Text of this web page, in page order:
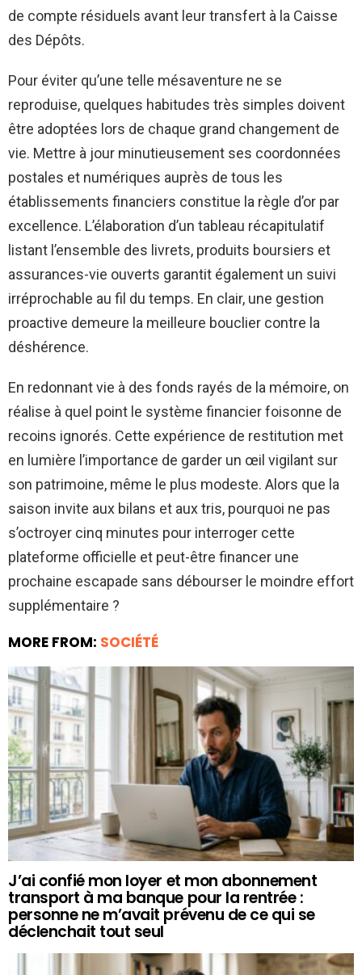
de compte résiduels avant leur transfert à la Caisse
des Dépôts.
Pour éviter qu’une telle mésaventure ne se
reproduise, quelques habitudes très simples doivent
être adoptées lors de chaque grand changement de
vie. Mettre à jour minutieusement ses coordonnées
postales et numériques auprès de tous les
établissements financiers constitue la règle d’or par
excellence. L’élaboration d’un tableau récapitulatif
listant l’ensemble des livrets, produits boursiers et
assurances-vie ouverts garantit également un suivi
irréprochable au fil du temps. En clair, une gestion
proactive demeure la meilleure bouclier contre la
déshérence.
En redonnant vie à des fonds rayés de la mémoire, on
réalise à quel point le système financier foisonne de
recoins ignorés. Cette expérience de restitution met
en lumière l’importance de garder un œil vigilant sur
son patrimoine, même le plus modeste. Alors que la
saison invite aux bilans et aux tris, pourquoi ne pas
s’octroyer cinq minutes pour interroger cette
plateforme officielle et peut-être financer une
prochaine escapade sans débourser le moindre effort
supplémentaire ?
MORE FROM: SOCIÉTÉ
J’ai confié mon loyer et mon abonnement
transport à ma banque pour la rentrée :
personne ne m’avait prévenu de ce qui se
déclenchait tout seul